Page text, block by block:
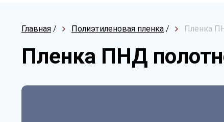
Главная / Полиэтиленовая пленка / Пленка
Пленка ПНД